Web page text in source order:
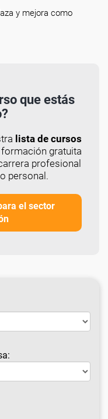
y mejora como
que estás
lista de cursos
gratuita
profesional
personal.
el sector